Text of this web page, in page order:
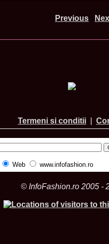
Previous
Termeni si conditii
Web www.infofashion.ro
© InfoFashion.ro 2005 -